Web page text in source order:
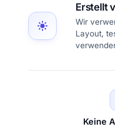
Erstellt
Wir
Layout,
Keine